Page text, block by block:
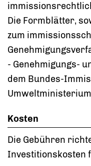
Die Formblätter,
zum
- Genehmigungs-
dem Bundes-
Kosten
Die Gebühren
Investitionskosten